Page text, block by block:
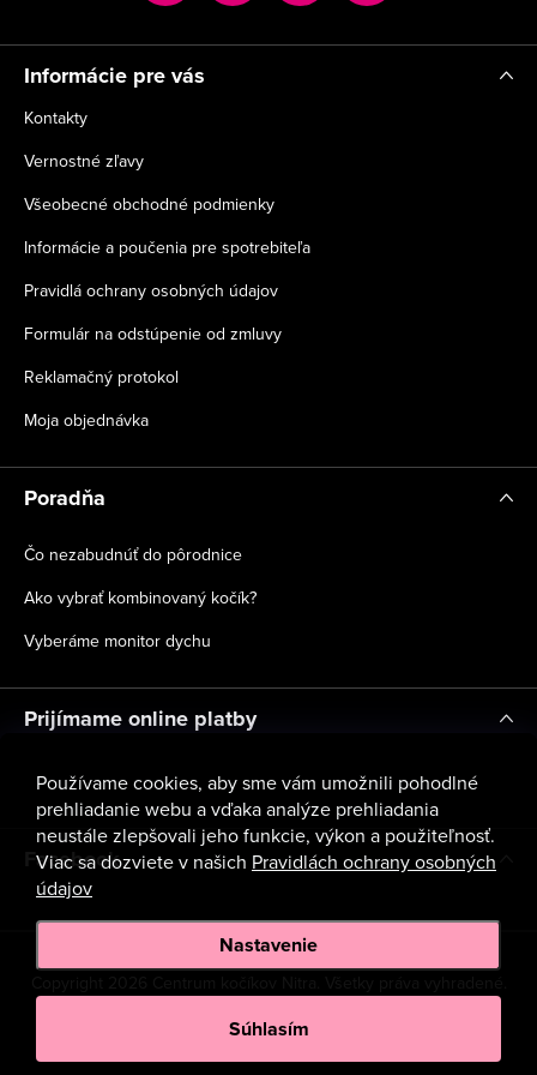
Používame cookies, aby sme vám umožnili pohodlné
prehliadanie webu a vďaka analýze prehliadania
neustále zlepšovali jeho funkcie, výkon a použiteľnosť.
Viac sa dozviete v našich Pravidlách ochrany osobných
údajov
Nastavenie
Súhlasím
e
Informácie pre vás
Kontakty
Vernostné zľavy
Všeobecné obchodné podmienky
Informácie a poučenia pre spotrebiteľa
Pravidlá ochrany osobných údajov
Formulár na odstúpenie od zmluvy
Reklamačný protokol
Moja objednávka
Poradňa
Čo nezabudnúť do pôrodnice
Ako vybrať kombinovaný kočík?
Vyberáme monitor dychu
Prijímame online platby
Facebook